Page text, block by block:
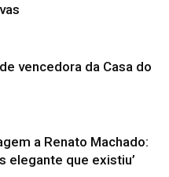
vencedora da Casa do
a Renato Machado:
elegante que existiu’